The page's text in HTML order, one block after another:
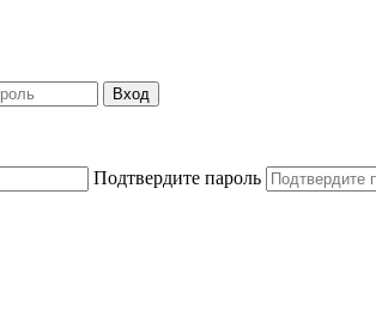
Вход
Подтвердите пароль